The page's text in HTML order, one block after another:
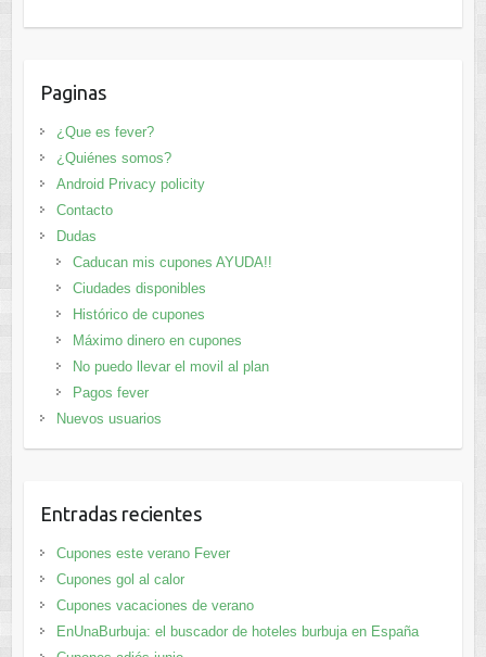
Paginas
¿Que es fever?
¿Quiénes somos?
Android Privacy policity
Contacto
Dudas
Caducan mis cupones AYUDA!!
Ciudades disponibles
Histórico de cupones
Máximo dinero en cupones
No puedo llevar el movil al plan
Pagos fever
Nuevos usuarios
Entradas recientes
Cupones este verano Fever
Cupones gol al calor
Cupones vacaciones de verano
EnUnaBurbuja: el buscador de hoteles burbuja en España